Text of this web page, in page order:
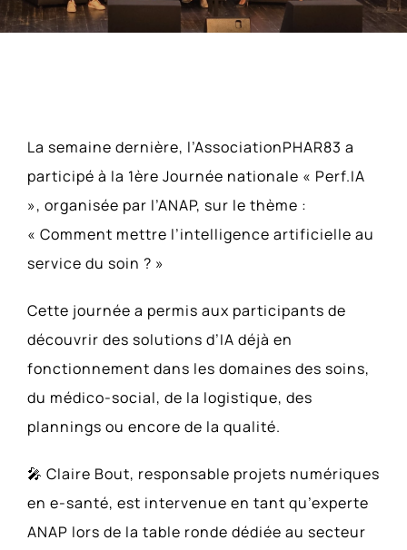
Actualités
l'image
agrandie
La semaine dernière, l’AssociationPHAR83 a
participé à la 1ère Journée nationale « Perf.IA
», organisée par l’ANAP, sur le thème :
« Comment mettre l’intelligence artificielle au
service du soin ? »
Cette journée a permis aux participants de
découvrir des solutions d’IA déjà en
fonctionnement dans les domaines des soins,
du médico-social, de la logistique, des
plannings ou encore de la qualité.
🎤 Claire Bout, responsable projets numériques
en e-santé, est intervenue en tant qu’experte
ANAP lors de la table ronde dédiée au secteur